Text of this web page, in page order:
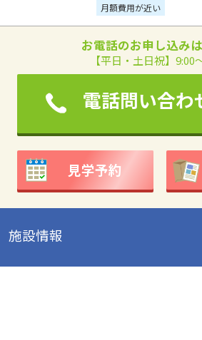
月額費用が近い
お電話のお申し込み
【平日・土日祝】9:00
電話問い合わ
見学予約
施設情報